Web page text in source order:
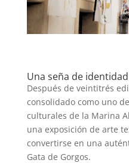
Una seña de
Después de veintitrés
consolidado como uno
culturales de la Marina
una exposición de arte
convertirse en una
Gata de Gorgos.